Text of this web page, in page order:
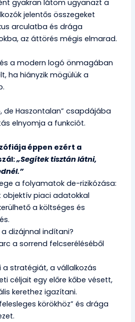
gyakran látom ugyanazt a
jelentős összegeket
arculatba és drága
az áttörés mégis elmarad.
a modern logó önmagában
ha hiányzik mögülük a
de Haszontalan” csapdájába
elnyomja a funkciót.
éppen ezért a
„Segítek tisztán látni,
a folyamatok de-rizikózása:
objektív piaci adatokkal
a költséges és
dizájnnal indítani?
a sorrend felcseréléséből
a stratégiát, a vállalkozás
céljait egy előre kőbe vésett,
kerethez igazítani.
körökhöz” és drága